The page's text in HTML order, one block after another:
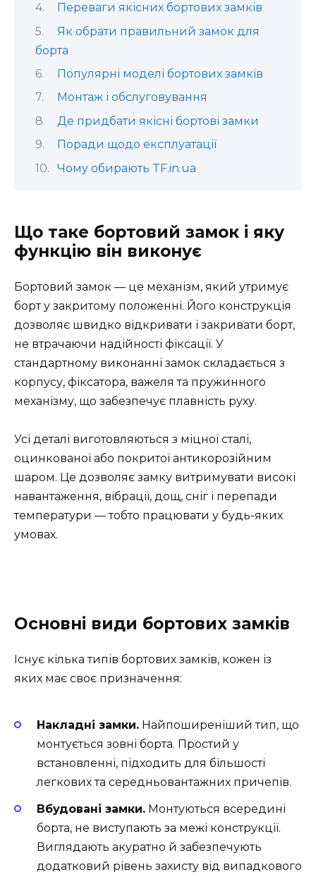
Переваги якісних бортових замків
Як обрати правильний замок для
борта
Популярні моделі бортових замків
Монтаж і обслуговування
Де придбати якісні бортові замки
Поради щодо експлуатації
Чому обирають TF.in.ua
Що таке бортовий замок і яку
функцію він виконує
Бортовий замок — це механізм, який утримує
борт у закритому положенні. Його конструкція
дозволяє швидко відкривати і закривати борт,
не втрачаючи надійності фіксації. У
стандартному виконанні замок складається з
корпусу, фіксатора, важеля та пружинного
механізму, що забезпечує плавність руху.
Усі деталі виготовляються з міцної сталі,
оцинкованої або покритої антикорозійним
шаром. Це дозволяє замку витримувати високі
навантаження, вібрації, дощ, сніг і перепади
температури — тобто працювати у будь-яких
умовах.
Основні види бортових замків
Існує кілька типів бортових замків, кожен із
яких має своє призначення:
Накладні замки. Найпоширеніший тип, що
монтується зовні борта. Простий у
встановленні, підходить для більшості
легкових та середньовантажних причепів.
Вбудовані замки. Монтуються всередині
борта, не виступають за межі конструкції.
Виглядають акуратно й забезпечують
додатковий рівень захисту від випадкового